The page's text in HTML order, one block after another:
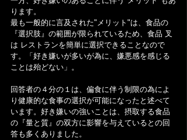
ります。
最も一般的に言及された"メリット"は、食品の
『選択肢』の範囲が限られているため、食品 叉
は レストランを簡単に選択できることなので
す。「好き嫌いが多いが為に、嫌悪感を感じる
ことは殆どない」。
回答者の４分の１は、偏食に伴う制限の為によ
り健康的な食事の選択が可能になったと述べて
います。好き嫌いの強いことは、摂取する食品
の『量と質』の双方に影響を与えているとの回
答も多くありました。